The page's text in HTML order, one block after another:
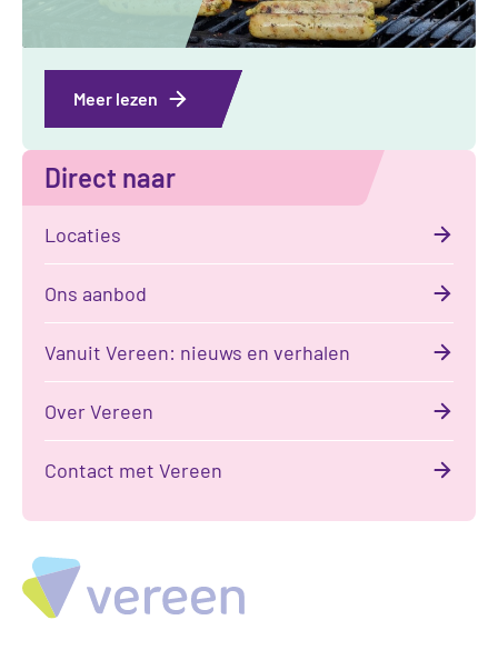
Meer lezen
Direct naar
Locaties
Ons aanbod
Vanuit Vereen: nieuws en verhalen
Over Vereen
Contact met Vereen